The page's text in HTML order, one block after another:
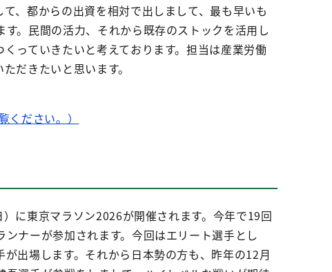
、都からの出資を相対で出しまして、最も早いも
。民間の活力、それから既存のストックを活用し
っていきたいと考えております。担当は産業労働
だきたいと思います。
ください。）
に東京マラソン2026が開催されます。今年で19回
ナーが参加されます。今回はエリート選手とし
出場します。それから日本勢の方も、昨年の12月